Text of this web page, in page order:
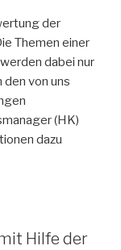
der
Themen einer
dabei nur
den von uns
(HK)
dazu
Hilfe der